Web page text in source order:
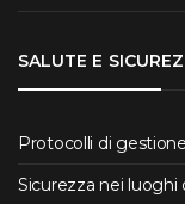
SALUTE E
Protocolli di
Sicurezza nei luoghi